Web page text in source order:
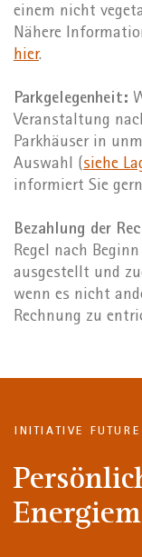
einem nicht
Nähere
hier.
Parkgelegenheit:
Veranstaltung
Parkhäuser in
Auswahl (siehe
informiert Sie
Bezahlung der
Regel nach
ausgestellt und
wenn es nicht
Rechnung zu
INITIATIVE